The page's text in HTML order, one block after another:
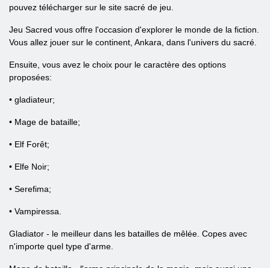
pouvez télécharger sur le site sacré de jeu.
Jeu Sacred vous offre l'occasion d'explorer le monde de la fiction.
Vous allez jouer sur le continent, Ankara, dans l'univers du sacré.
Ensuite, vous avez le choix pour le caractère des options
proposées:
• gladiateur;
• Mage de bataille;
• Elf Forêt;
• Elfe Noir;
• Serefima;
• Vampiressa.
Gladiator - le meilleur dans les batailles de mêlée. Copes avec
n'importe quel type d'arme.